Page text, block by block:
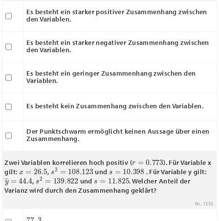
Es besteht ein starker positiver Zusammenhang zwischen
den Variablen.
Es besteht ein starker negativer Zusammenhang zwischen
den Variablen.
Es besteht ein geringer Zusammenhang zwischen den
Variablen.
Es besteht kein Zusammenhang zwischen den Variablen.
Der Punktschwarm ermöglicht keinen Aussage über einen
Zusammenhang.
Zwei Variablen korrelieren hoch positiv ( 0.773 ). Für Variable x
gilt: x― =26.5
, s2=108.123und s=10.398 . Für Variable y gilt:
y―=44.4
, s2= 139.822und s=11.825. Welcher Anteil der
Varianz wird durch den Zusammenhang geklärt?
Nr. 1255
77 3